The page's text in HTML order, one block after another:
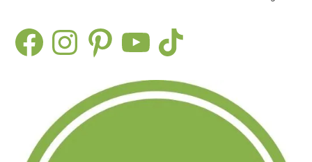
FacebookInstagramPinterest YouTube TikTok